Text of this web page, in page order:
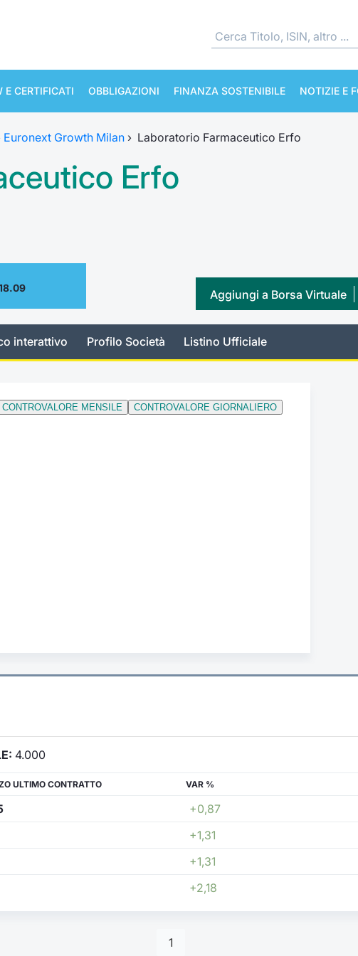
E CERTIFICATI OBBLIGAZIONI FINANZA SOSTENIBILE NOTIZIE E
Euronext Growth Milan › Laboratorio Farmaceutico Erfo
Erfo
Aggiungi a Borsa Virtuale
interattivo Profilo Società Listino Ufficiale
4.000
ULTIMO CONTRATTO VAR %
+0,87
+1,31
+1,31
+2,18
1